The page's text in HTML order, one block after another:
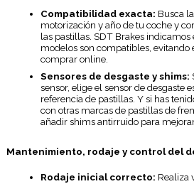
Compatibilidad exacta: Busca
motorización y año de tu coche y
las pastillas. SDT Brakes
modelos son compatibles, evitando
comprar online.
Sensores de desgaste y shims:
sensor, elige el sensor de desgaste
referencia de pastillas. Y si has
con otras marcas de pastillas de
añadir shims antirruido para
Mantenimiento, rodaje y control del
Rodaje inicial correcto: Realiza